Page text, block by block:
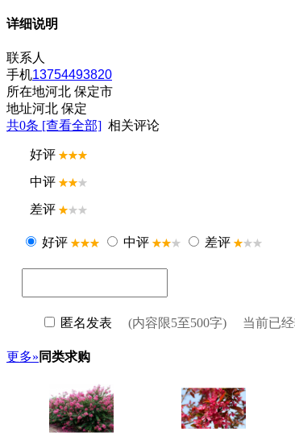
详细说明
联系人
手机13754493820
所在地河北 保定市
地址河北 保定
共0条 [查看全部] 相关评论
更多» 同类求购